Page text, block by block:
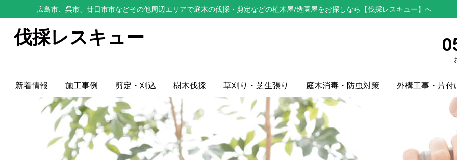
広島市、呉市、廿日市市などその他周辺エリアで庭木の伐採・剪定などの植木屋/造園屋をお探しなら【伐採レスキュー】へ
伐採レスキュー
新着情報 施工事例 剪定・刈込 樹木伐採 草刈り・芝生張り 庭木消毒・防虫対策 外構工事・片付